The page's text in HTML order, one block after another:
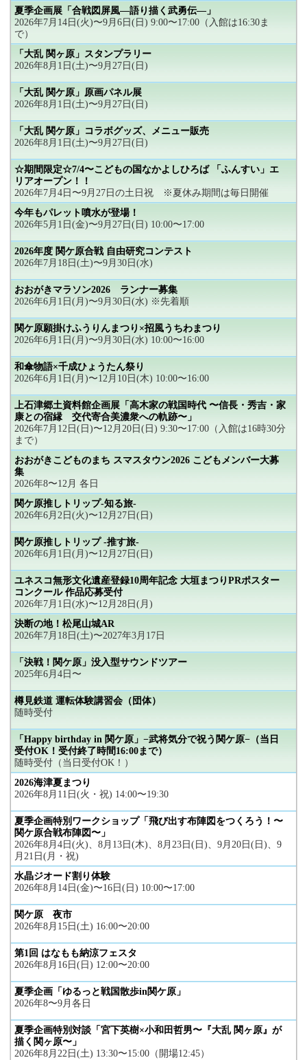
夏季企画展「合戦図屏風―語り描く武勇伝―」
2026年7月14日(火)〜9月6日(日) 9:00〜17:00（入館は16:30ま
で）
「大乱 関ヶ原」スタンプラリー
2026年8月1日(土)〜9月27日(日)
「大乱 関ケ原」原画パネル展
2026年8月1日(土)〜9月27日(日)
「大乱 関ケ原」コラボグッズ、メニュー販売
2026年8月1日(土)〜9月27日(日)
☆期間限定☆7/4〜こどもの国なかよしひろば 「ふんすい」エ
リアオープン！！
2026年7月4日〜9月27日の土日祝 ※夏休み期間は毎日開催
今年もパレット噴水が登場！
2026年5月1日(金)〜9月27日(日) 10:00〜17:00
2026年度 関ケ原合戦 自由研究コンテスト
2026年7月18日(土)〜9月30日(水)
おおがきマラソン2026 ランナー募集
2026年6月1日(月)〜9月30日(水) ※先着順
関ケ原願掛けふうりんまつり×招風うちわまつり
2026年6月1日(月)〜9月30日(水) 10:00〜16:00
和傘物語×千成ひょうたん祭り
2026年6月1日(月)〜12月10日(木) 10:00〜16:00
上石津郷土資料館企画展「高木家の戦国時代 〜信長・秀吉・家
康との宿縁 交代寄合美濃衆への軌跡〜」
2026年7月12日(日)〜12月20日(日) 9:30〜17:00（入館は16時30分
まで）
おおがきこどものまち スマスタウン2026 こどもメンバー大募
集
2026年8〜12月 各日
関ケ原推しトリップ-知る旅-
2026年6月2日(火)〜12月27日(日)
関ケ原推しトリップ -推す旅-
2026年6月1日(月)〜12月27日(日)
ユネスコ無形文化遺産登録10周年記念 大垣まつりPRポスター
コンクール 作品応募受付
2026年7月1日(水)〜12月28日(月)
決断の地！松尾山城AR
2026年7月18日(土)〜2027年3月17日
「決戦！関ケ原」没入型サウンドツアー
2025年6月4日〜
樽見鉄道 運転体験講習会（団体）
随時受付
「Happy birthday in 関ケ原」−武将気分で祝う関ケ原−（当日
受付OK！受付終了時間16:00まで）
随時受付（当日受付OK！）
2026海津夏まつり
2026年8月11日(火・祝) 14:00〜19:30
夏季企画特別ワークショップ「飛び出す布陣図をつくろう！〜
関ケ原合戦布陣図〜」
2026年8月4日(火)、8月13日(木)、8月23日(日)、9月20日(日)、9
月21日(月・祝)
水晶ジオード割り体験
2026年8月14日(金)〜16日(日) 10:00〜17:00
関ケ原 夜市
2026年8月15日(土) 16:00〜20:00
第1回 はなもも納涼フェスタ
2026年8月16日(日) 12:00〜20:00
夏季企画「ゆるっと戦国散歩in関ケ原」
2026年8〜9月各日
夏季企画特別対談「宮下英樹×小和田哲男〜『大乱 関ヶ原』が
描く関ヶ原〜」
2026年8月22日(土) 13:30〜15:00（開場12:45）